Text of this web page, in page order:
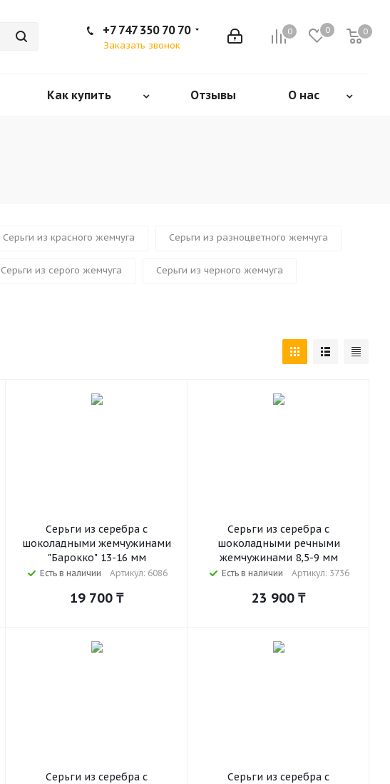
0 0 0
+7 747 350 70 70
Заказать звонок
Как купить Отзывы О нас
Серьги из красного жемчуга Серьги из разноцветного жемчуга
Серьги из серого жемчуга Серьги из черного жемчуга
Серьги из серебра с
шоколадными жемчужинами
"Барокко" 13-16 мм
Есть в наличии Артикул: 6086
19 700 ₸
Серьги из серебра с
шоколадными речными
жемчужинами 8,5-9 мм
Есть в наличии Артикул: 3736
23 900 ₸
Серьги из серебра с
Серьги из серебра с